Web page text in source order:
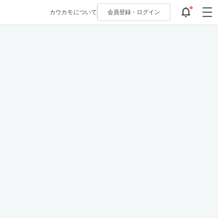
カウカモについて 会員登録・ ログイン